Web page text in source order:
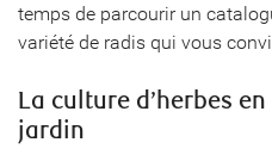
temps de parcourir un
variété de radis qui vous
La culture d’herbes
jardin